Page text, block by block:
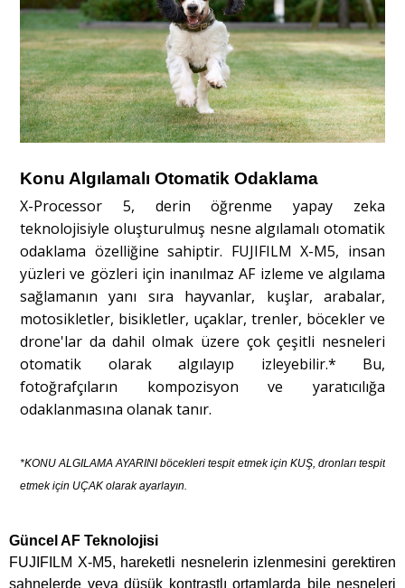
Konu Algılamalı Otomatik Odaklama
X-Processor 5, derin öğrenme yapay zeka
teknolojisiyle oluşturulmuş nesne algılamalı otomatik
odaklama özelliğine sahiptir. FUJIFILM X-M5, insan
yüzleri ve gözleri için inanılmaz AF izleme ve algılama
sağlamanın yanı sıra hayvanlar, kuşlar, arabalar,
motosikletler, bisikletler, uçaklar, trenler, böcekler ve
drone'lar da dahil olmak üzere çok çeşitli nesneleri
otomatik olarak algılayıp izleyebilir.* Bu,
fotoğrafçıların kompozisyon ve yaratıcılığa
odaklanmasına olanak tanır.
*KONU ALGILAMA AYARINI böcekleri tespit etmek için KUŞ, dronları tespit
etmek için UÇAK olarak ayarlayın.
Güncel AF Teknolojisi
FUJIFILM X-M5, hareketli nesnelerin izlenmesini gerektiren
sahnelerde veya düşük kontrastlı ortamlarda bile nesneleri